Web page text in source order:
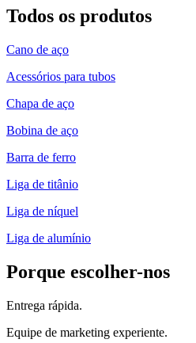
Todos os produtos
Cano de aço
Acessórios para tubos
Chapa de aço
Bobina de aço
Barra de ferro
Liga de titânio
Liga de níquel
Liga de alumínio
Porque escolher-nos
Entrega rápida.
Equipe de marketing experiente.